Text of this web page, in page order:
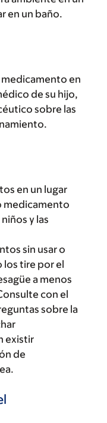
en un baño.
en
de su hijo,
sobre las
en un lugar
medicamento
y las
sin usar o
los tire por el
a menos
con el
sobre la
existir
de